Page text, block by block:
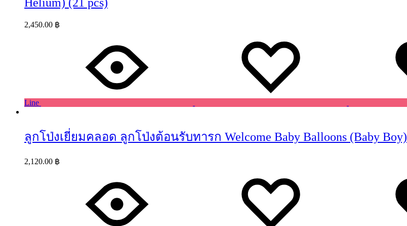
2,450.00 ฿
Line
ลูกโป่งเยี่ยมคลอด ลูกโป่งต้อนรับทารก Welcome Baby Balloons (Baby
2,120.00 ฿